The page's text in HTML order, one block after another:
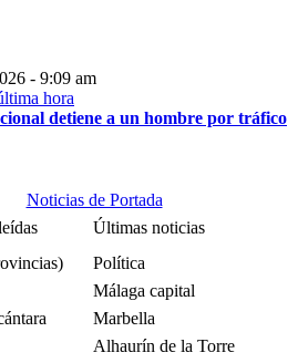
- 9:09 am
detiene a un hombre por tráfico
Noticias de Portada
Últimas noticias
Política
Málaga capital
Marbella
Alhaurín de la Torre